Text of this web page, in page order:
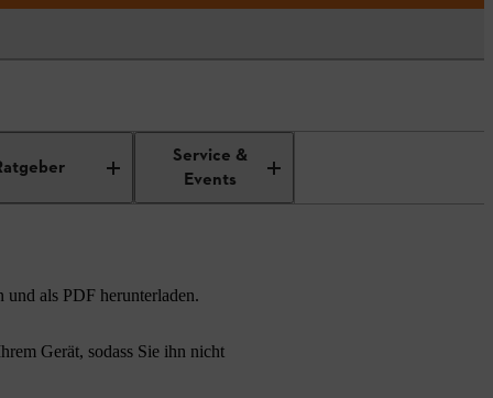
Service &
Events
als PDF herunterladen.
Gerät, sodass Sie ihn nicht